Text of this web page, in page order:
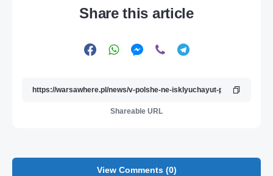
Share this article
Shareable URL
View Comments (0)